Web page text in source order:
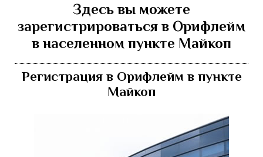
Здесь вы можете
зарегистрироваться в Орифлейм
в населенном пункте Майкоп
Регистрация в Орифлейм в пункте
Майкоп